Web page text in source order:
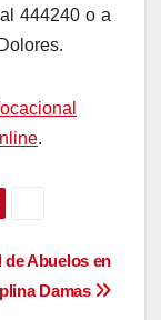
444240 o a
.
de Abuelos en
Damas